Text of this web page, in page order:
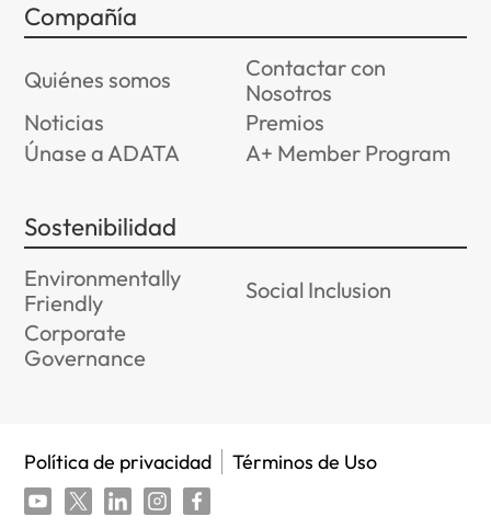
Compañía
Quiénes somos
Contactar con
Nosotros
Noticias
Premios
Únase a ADATA
A+ Member Program
Sostenibilidad
Environmentally
Friendly
Social Inclusion
Corporate
Governance
Política de privacidad Términos de Uso